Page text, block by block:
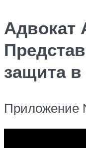
Адвокат
защита в
Приложение